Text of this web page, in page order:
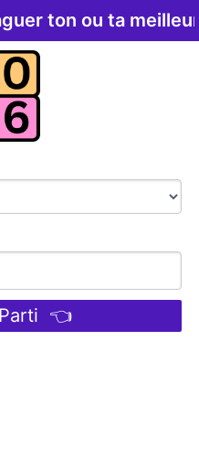
ton ou ta
👈